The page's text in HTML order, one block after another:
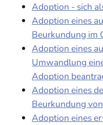
Adoption - sich
Adoption eines
Beurkundung im
Adoption eines
Umwandlung
Adoption
Adoption eines
Beurkundung
Adoption eines